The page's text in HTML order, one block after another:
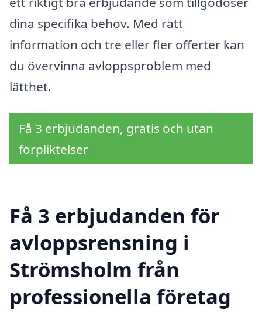
dina specifika behov. Med rätt
information och tre eller fler offerter kan
du övervinna avloppsproblem med
lätthet.
Få 3 erbjudanden, gratis och utan
förpliktelser
Få 3 erbjudanden för
avloppsrensning i
Strömsholm från
professionella företag